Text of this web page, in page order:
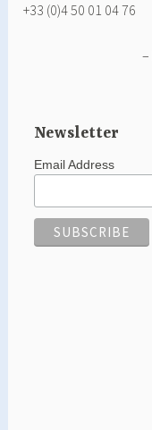
+33 (0)4 50 01 04 76
–
Newsletter
Email Address